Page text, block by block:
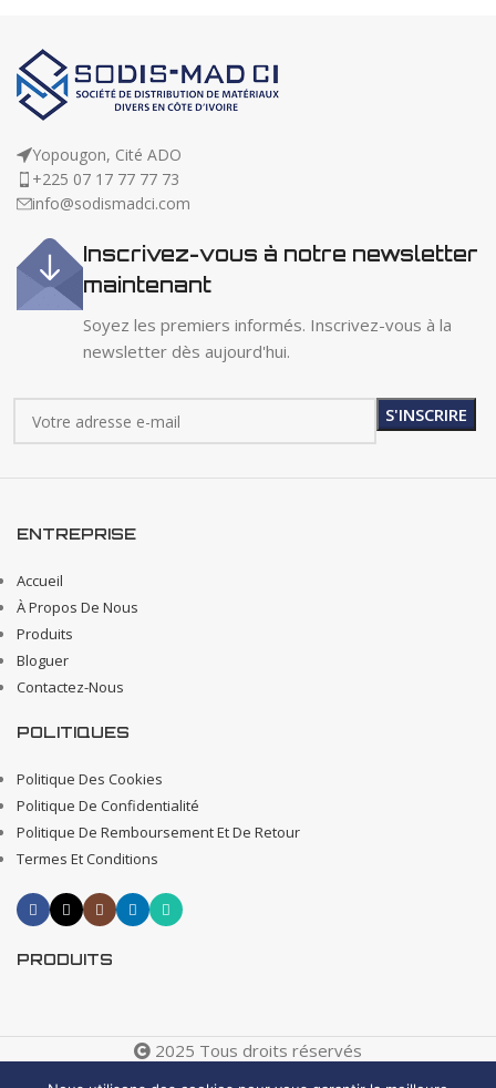
Yopougon, Cité ADO
+225 07 17 77 77 73
info@sodismadci.com
Inscrivez-vous à notre newsletter
maintenant
Soyez les premiers informés. Inscrivez-vous à la
newsletter dès aujourd'hui.
ENTREPRISE
Accueil
À Propos De Nous
Produits
Bloguer
Contactez-Nous
POLITIQUES
Politique Des Cookies
Politique De Confidentialité
Politique De Remboursement Et De Retour
Termes Et Conditions
PRODUITS
2025 Tous droits réservés